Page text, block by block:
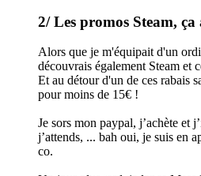
2/ Les promos Steam,
Alors que je m'équipait d'un
découvrais également Steam et
Et au détour d'un de ces rabais
pour moins de 15€ !
Je sors mon paypal, j’achète et
j’attends, ... bah oui, je suis en
co.